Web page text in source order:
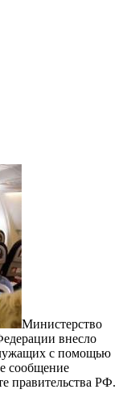
Министерство
внесло
с помощью
сообщение
правительства РФ.